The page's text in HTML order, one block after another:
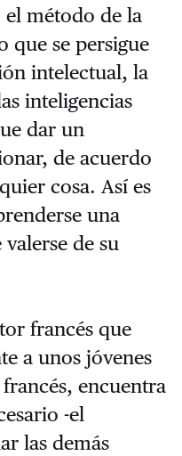
método de la
que se persigue
intelectual, la
inteligencias
dar un
de acuerdo
cosa. Así es
una
de su
francés que
a unos jóvenes
encuentra
-el
las demás